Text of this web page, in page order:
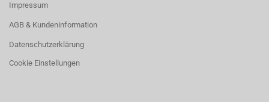
Impressum
AGB & Kundeninformation
Datenschutzerklärung
Cookie Einstellungen